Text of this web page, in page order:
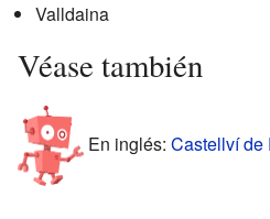
Valldaina
Véase también
En inglés: Castellví de